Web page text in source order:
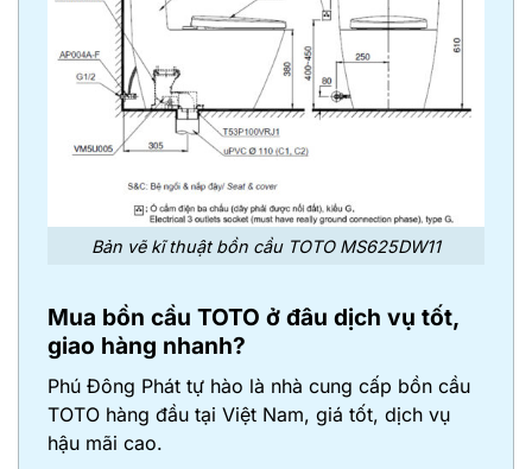
Bản vẽ kĩ thuật bồn cầu TOTO MS625DW11
Mua bồn cầu TOTO ở đâu dịch vụ tốt,
giao hàng nhanh?
Phú Đông Phát tự hào là nhà cung cấp bồn cầu
TOTO hàng đầu tại Việt Nam, giá tốt, dịch vụ
hậu mãi cao.